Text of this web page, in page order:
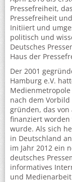
Pressefreiheit,
Pressefreiheit
Initiiert und
politisch und
Deutsches
Haus der
Der 2001
Hamburg e.V.
nach dem Vorbild
gründen, das
finanziert
wurde. Als sich
in Deutschland
im Jahr 2012 ein
deutsches
informatives
und